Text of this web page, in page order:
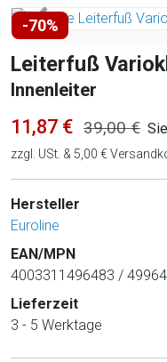
-70%
Leiterfuß
Innenleiter
11,87 € 39,00 €
zzgl. USt. & 5,00 €
Hersteller
Euroline
EAN/MPN
4003311496483 /
Lieferzeit
3 - 5 Werktage